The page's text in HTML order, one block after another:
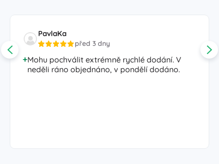
PavlaKa
před 3 dny
Mohu pochválit extrémně rychlé dodání. V
neděli ráno objednáno, v pondělí dodáno.